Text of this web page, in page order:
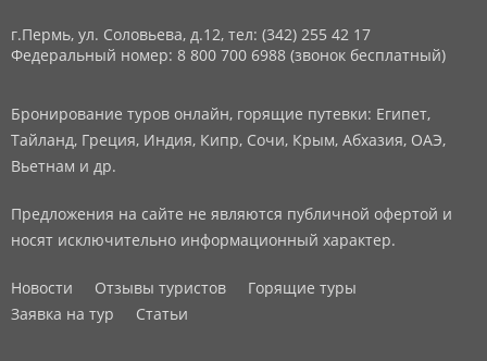
г.Пермь, ул. Соловьева, д.12, тел: (342) 255 42 17
Федеральный номер: 8 800 700 6988 (звонок бесплатный)
Бронирование туров онлайн, горящие путевки: Египет,
Тайланд, Греция, Индия, Кипр, Сочи, Крым, Абхазия, ОАЭ,
Вьетнам и др.
Предложения на сайте не являются публичной офертой и
носят исключительно информационный характер.
Новости Отзывы туристов
Горящие туры
Заявка на тур
Статьи